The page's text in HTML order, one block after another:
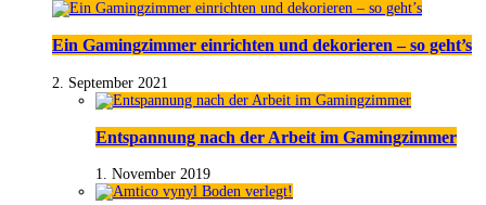
Ein Gamingzimmer einrichten und dekorieren – so geht’s
2. September 2021
Entspannung nach der Arbeit im Gamingzimmer
1. November 2019